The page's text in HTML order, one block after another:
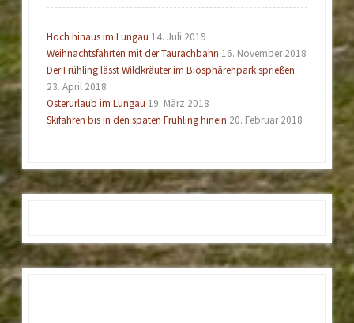
Hoch hinaus im Lungau 14. Juli 2019
Weihnachtsfahrten mit der Taurachbahn 16. November 2018
Der Frühling lässt Wildkräuter im Biosphärenpark sprießen
23. April 2018
Osterurlaub im Lungau 19. März 2018
Skifahren bis in den späten Frühling hinein 20. Februar 2018